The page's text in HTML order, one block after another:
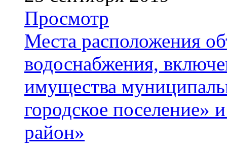
Просмотр
Места расположения
водоснабжения,
имущества
городское
район»